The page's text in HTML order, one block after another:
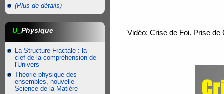
(Plus de détails)
U_ Physique
La Structure Fractale : la
clef de la compréhension de
l'Univers
Théorie physique des
ensembles, nouvelle
Science de la Matière
Vidéo: Crise de Foi. Prise